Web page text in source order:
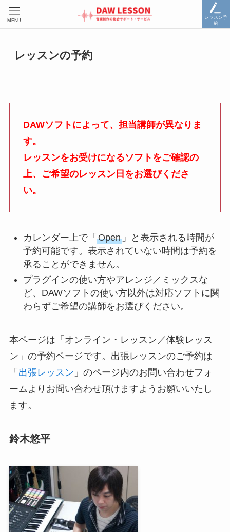
レッスン予
約
MENU
レッスンの予約
DAWソフトによって、担当講師が異なりま
す。
レッスンをお受けになるソフトをご確認の
上、ご希望のレッスン日をお選びくださ
い。
カレンダー上で「 Open」と表示される時間が
予約可能です。表示されていない時間は予約を
承ることができません。
プラグインの使い方やアレンジ／ミックスな
ど、DAWソフトの使い方以外は対応ソフトに関
わらずご希望の講師をお選びください。
本ページは「オンライン・レッスン／体験レッス
ン」の予約ページです。出張レッスンのご予約は
「 出張レッスン 」のページ内のお問い合わせフォ
ームよりお問い合わせ頂けますようお願いいたし
ます。
鈴木悠平